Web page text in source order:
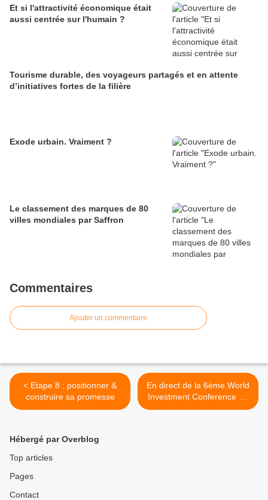
Et si l'attractivité économique était
aussi centrée sur l'humain ?
Tourisme durable, des voyageurs partagés et en attente
d’initiatives fortes de la filière
Exode urbain. Vraiment ?
Le classement des marques de 80
villes mondiales par Saffron
Commentaires
Ajouter un commentaire
< Etape 8 : positionner &
construire sa promesse
En direct de la 6ème World
Investment Conference de
La Baule >
Hébergé par Overblog
Top articles
Pages
Contact